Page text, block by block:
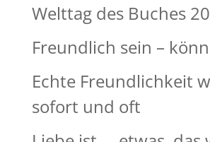
Welttag des Buches
Freundlich sein –
Echte Freundlichkeit
sofort und oft